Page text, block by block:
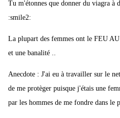
Tu m'étonnes que donner du viagra à
:smile2:
La plupart des femmes ont le FEU
et une banalité ..
Anecdote : J'ai eu à travailler sur le
de me protèger puisque j'étais une
par les hommes de me fondre dans le